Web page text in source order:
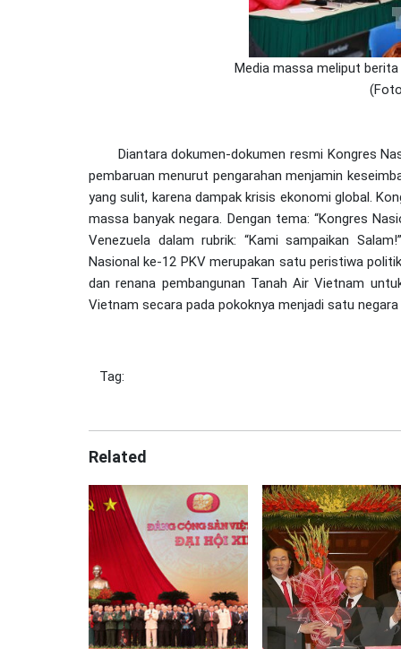
Media massa meliput
Diantara dokumen-dokumen resmi Kongres
pembaruan menurut pengarahan menjamin
yang sulit, karena dampak krisis ekonomi global.
massa banyak negara. Dengan tema: “Kongres
Venezuela dalam rubrik: “Kami sampaikan
Nasional ke-12 PKV merupakan satu peristiwa
dan renana pembangunan Tanah Air Vietnam
Vietnam secara pada pokoknya menjadi satu
Tag:
Related